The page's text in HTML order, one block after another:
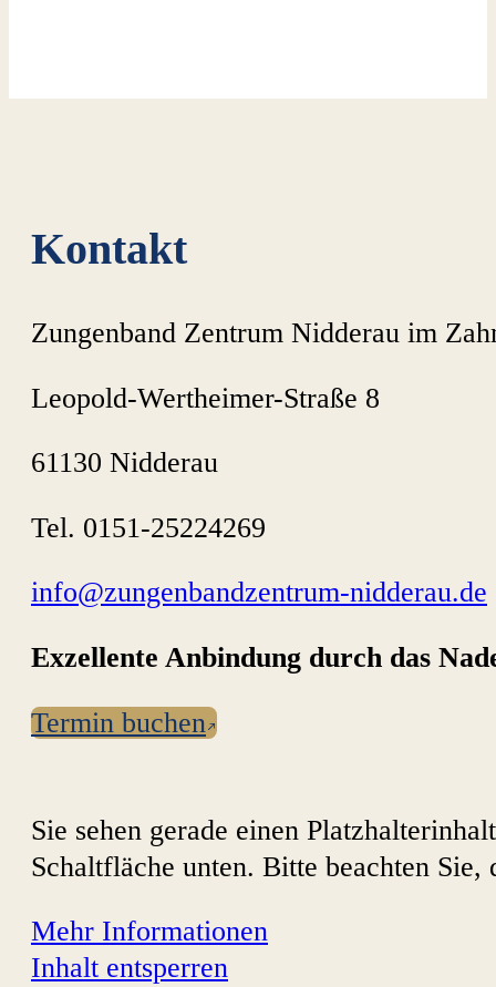
Kontakt
Zungenband Zentrum Nidderau im
Leopold-Wertheimer-Straße 8
61130 Nidderau
Tel. 0151-25224269
info@zungenbandzentrum-nidderau.de
Exzellente Anbindung durch das
Termin buchen
Sie sehen gerade einen
Schaltfläche unten. Bitte beachten
Mehr Informationen
Inhalt entsperren